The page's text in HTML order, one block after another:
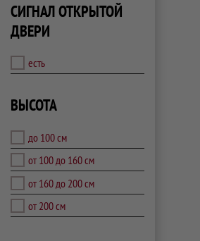
СИГНАЛ ОТКРЫТОЙ
ДВЕРИ
есть
ВЫСОТА
до 100 см
от 100 до 160 см
от 160 до 200 см
от 200 см